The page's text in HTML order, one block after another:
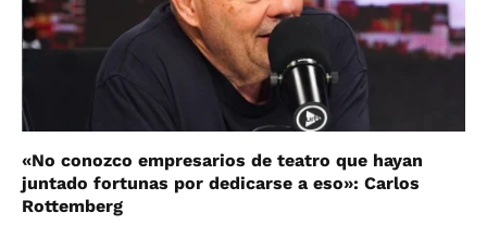
«No conozco empresarios de teatro que hayan
juntado fortunas por dedicarse a eso»: Carlos
Rottemberg